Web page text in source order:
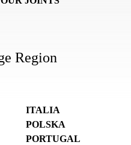
Region
ITALIA
POLSKA
PORTUGAL